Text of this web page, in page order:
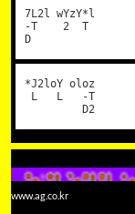
7L2l wYzY*l
-T 2 T
D
*J2loY oloz
L L -T
D2
www.ag.co.kr